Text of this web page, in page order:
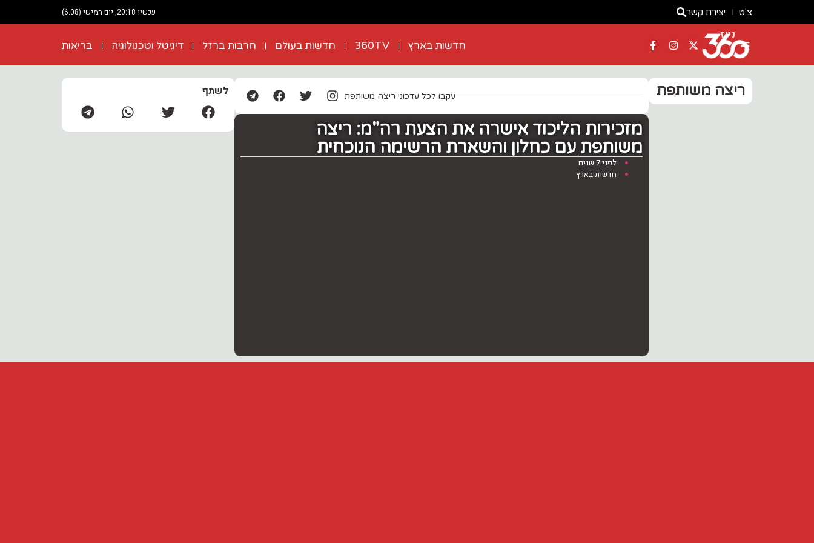
צ'ט יצירת קשר עכשיו 20:18, יום חמישי (6.08)
ניוז
חדשות בארץ 360TV חדשות בעולם חרבות ברזל דיגיטל וטכנולוגיה בריאות
ריצה משותפת עקבו לכל עדכוני ריצה משותפת
‏מזכירות הליכוד אישרה את הצעת רה"מ: ריצה
משותפת עם כחלון והשארת הרשימה הנוכחית
לפני 7 שנים
חדשות בארץ
לשתף